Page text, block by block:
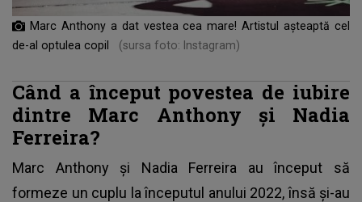
Marc Anthony a dat vestea cea mare! Artistul așteaptă cel
de-al optulea copil
(sursa foto: Instagram)
Când a început povestea de iubire
dintre Marc Anthony și Nadia
Ferreira?
Marc Anthony și Nadia Ferreira au început să
formeze un cuplu la începutul anului 2022, însă și-au